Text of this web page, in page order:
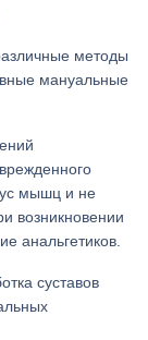
методы
мануальные
мышц и не
возникновении
анальгетиков.
суставов